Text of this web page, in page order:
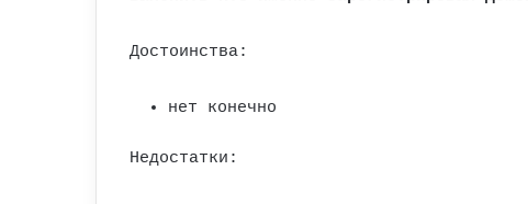
Достоинства:
нет конечно
Недостатки: